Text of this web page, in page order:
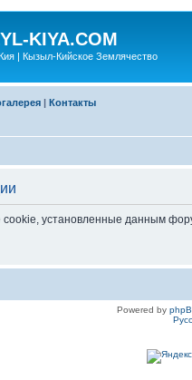
KIYA.COM
| Кызыл-Кийское Землячество
| Контакты
cookie, установленные данным
Powered by